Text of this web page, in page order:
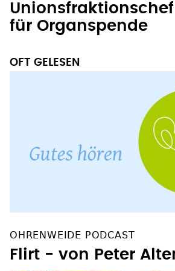
für Organspende
OFT GELESEN
OHRENWEIDE PODCAST
Flirt - von Peter